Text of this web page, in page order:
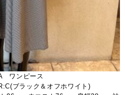
ワンピース
ブラック＆オフホワイト)